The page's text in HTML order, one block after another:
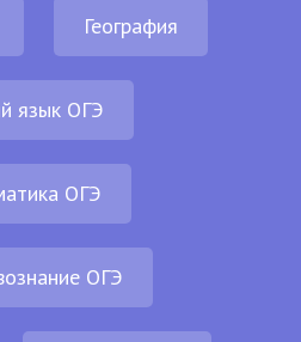
География
язык ОГЭ
ОГЭ
ОГЭ